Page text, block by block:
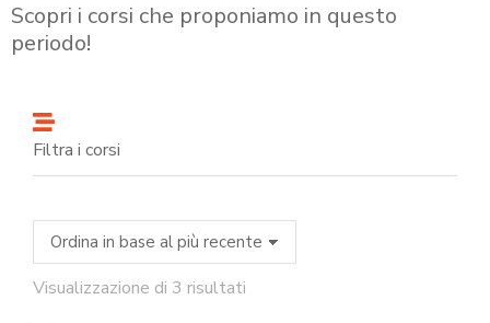
Scopri i corsi che proponiamo in questo
periodo!
Filtra i corsi
Visualizzazione di 3 risultati